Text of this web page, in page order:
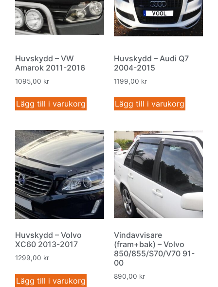
Huvskydd – VW
Amarok 2011-2016
1095,00 kr
Lägg till i varukorg
Huvskydd – Audi Q7
2004-2015
1199,00 kr
Lägg till i varukorg
Huvskydd – Volvo
XC60 2013-2017
1299,00 kr
Lägg till i varukorg
Vindavvisare
(fram+bak) – Volvo
850/855/S70/V70 91-
00
890,00 kr